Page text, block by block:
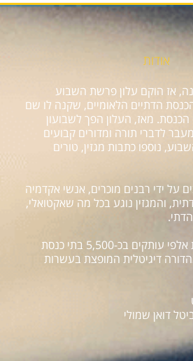
אודות
התחיל לפני 25 שנה, אז הוקם עלון פרשת השבוע
הדתיים הלאומיים, שקנה לו שם
מאז, העלון הפך לשבועון
לדברי תורה ומדורים קבועים
נוספו כתבות מגזין, טורים
על ידי רבנים מוכרים, אנשי אקדמיה
והמגזין נוגע בכל מה שאקטואלי,
השבועון מופץ בעשרות אלפי עותקים בכ-5,500 בתי כנסת
דיגיטלית המופצת בעשרות
דואן שמולי